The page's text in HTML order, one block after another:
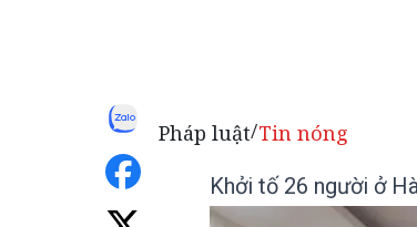
Pháp luật/Tin nóng
Khởi tố 26 người ở